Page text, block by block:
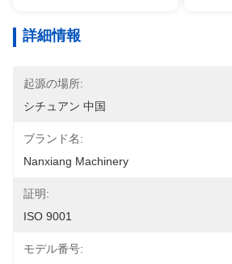
詳細情報
起源の場所:
シチュアン 中国
ブランド名:
Nanxiang Machinery
証明:
ISO 9001
モデル番号: